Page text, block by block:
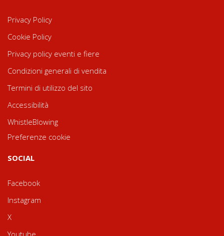
Privacy Policy
Cookie Policy
Privacy policy eventi e fiere
Condizioni generali di vendita
Termini di utilizzo del sito
Accessibilità
WhistleBlowing
Preferenze cookie
SOCIAL
Facebook
Instagram
X
Youtube